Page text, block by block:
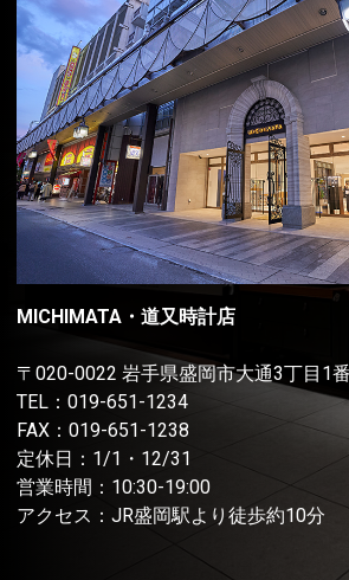
MICHIMATA・道又時計店
〒020-0022 岩手県盛岡市大通3丁目1
TEL： 019-651-1234
FAX：019-651-1238
定休日：1/1・12/31
営業時間：10:30-19:00
アクセス：JR盛岡駅より徒歩約10分